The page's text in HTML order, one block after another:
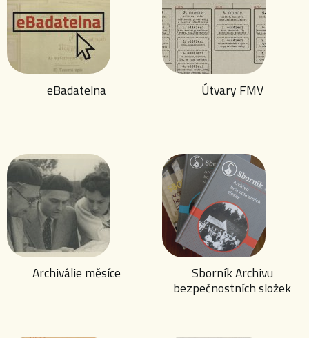
eBadatelna Útvary FMV
Archiválie měsíce
Sborník Archivu
bezpečnostních složek